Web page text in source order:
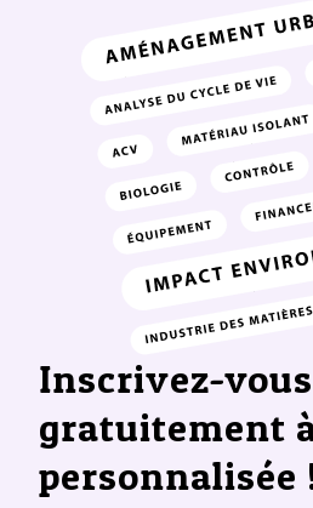
Inscrivez-vous
gratuitement
personnalisée